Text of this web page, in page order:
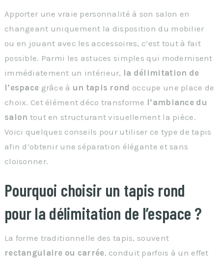
Apporter une vraie personnalité à son salon en
changeant uniquement la disposition du mobilier
ou en jouant avec les accessoires, c’est tout à fait
possible. Parmi les astuces simples qui modernisent
immédiatement un intérieur, la délimitation de
l’espace grâce à un tapis rond occupe une place de
choix. Cet élément déco transforme l’ambiance du
salon tout en structurant visuellement la pièce.
Voici quelques conseils pour utiliser ce type de tapis
afin d’obtenir une séparation élégante et sans
cloisonner.
Pourquoi choisir un tapis rond
pour la délimitation de l’espace ?
La forme traditionnelle des tapis, souvent
rectangulaire ou carrée, conduit parfois à un effet